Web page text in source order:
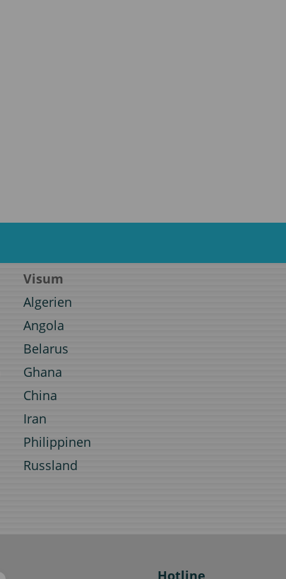
Visum
Algerien
Angola
Belarus
Ghana
China
Iran
Philippinen
Russland
Hotline